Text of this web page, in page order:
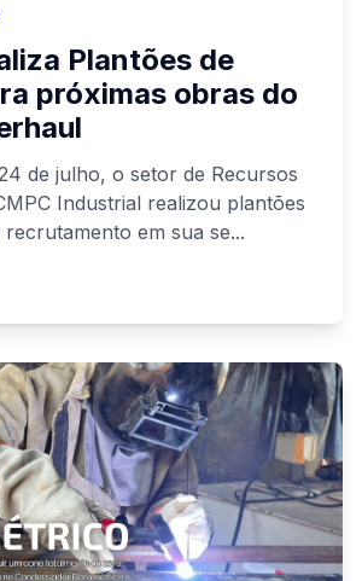
Plantões de
próximas obras do
de julho, o setor de Recursos
Industrial realizou plantões
recrutamento em sua se...